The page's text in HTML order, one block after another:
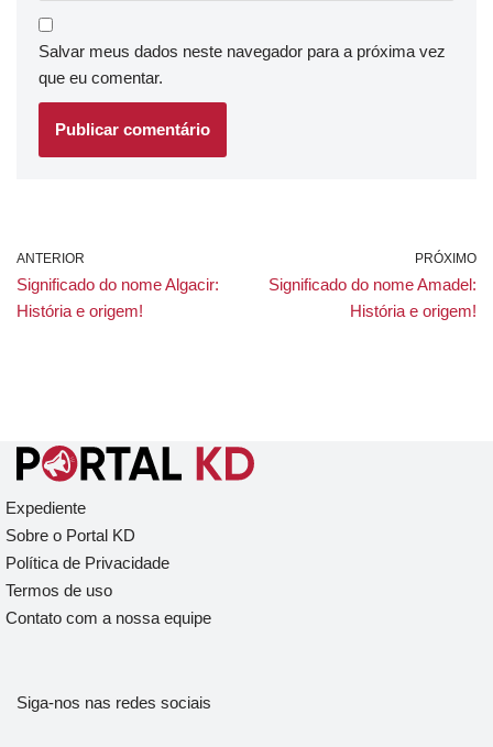
Salvar meus dados neste navegador para a próxima vez
que eu comentar.
ANTERIOR
Significado do nome Algacir:
História e origem!
PRÓXIMO
Significado do nome Amadel:
História e origem!
Expediente
Sobre o Portal KD
Política de Privacidade
Termos de uso
Contato com a nossa equipe
Siga-nos nas redes sociais